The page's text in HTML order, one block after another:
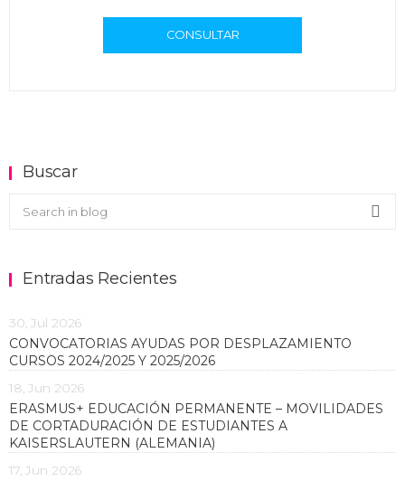
CONSULTAR
Buscar
Buscar en el blog
Entradas Recientes
30, Jul 2026
CONVOCATORIAS AYUDAS POR DESPLAZAMIENTO
CURSOS 2024/2025 Y 2025/2026
18, Jun 2026
ERASMUS+ EDUCACIÓN PERMANENTE – MOVILIDADES
DE CORTADURACIÓN DE ESTUDIANTES A
KAISERSLAUTERN (ALEMANIA)
17, Jun 2026